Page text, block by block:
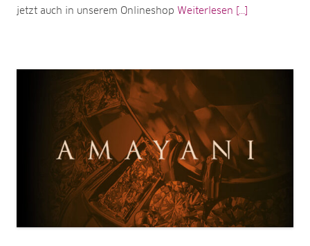
jetzt auch in unserem Onlineshop Weiterlesen [...]